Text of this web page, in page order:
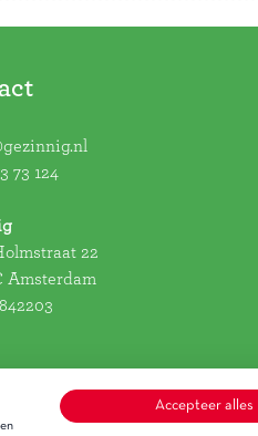
73 124
22
Amsterdam
Accepteer alles